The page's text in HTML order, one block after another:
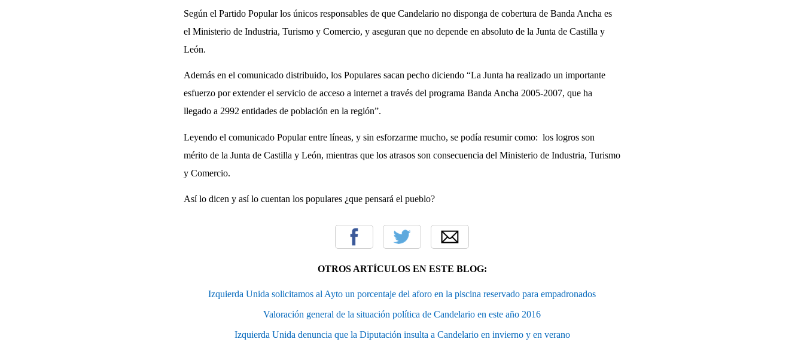
Según el Partido Popular los únicos responsables de que Candelario no disponga de cobertura de Banda Ancha es
el Ministerio de Industria, Turismo y Comercio, y aseguran que no depende en absoluto de la Junta de Castilla y
León.
Además en el comunicado distribuido, los Populares sacan pecho diciendo “La Junta ha realizado un importante
esfuerzo por extender el servicio de acceso a internet a través del programa Banda Ancha 2005-2007, que ha
llegado a 2992 entidades de población en la región”.
Leyendo el comunicado Popular entre líneas, y sin esforzarme mucho, se podía resumir como: los logros son
mérito de la Junta de Castilla y León, mientras que los atrasos son consecuencia del Ministerio de Industria, Turismo
y Comercio.
Así lo dicen y así lo cuentan los populares ¿que pensará el pueblo?
OTROS ARTÍCULOS EN ESTE BLOG:
Izquierda Unida solicitamos al Ayto un porcentaje del aforo en la piscina reservado para empadronados
Valoración general de la situación política de Candelario en este año 2016
Izquierda Unida denuncia que la Diputación insulta a Candelario en invierno y en verano